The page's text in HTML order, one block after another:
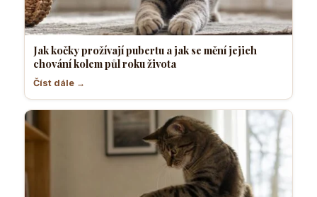
Jak kočky prožívají pubertu a jak se mění jejich
chování kolem půl roku života
Číst dále →